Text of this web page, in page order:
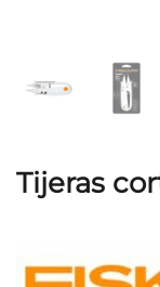
Tijeras